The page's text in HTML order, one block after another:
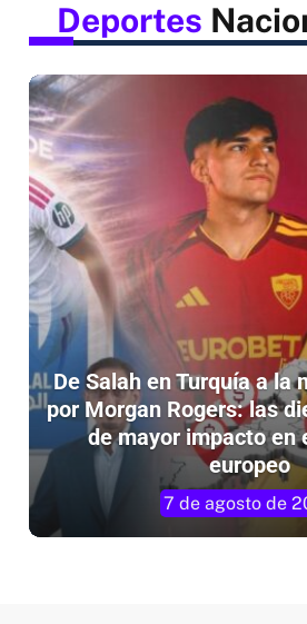
Deportes
De Salah en Turquía a la
por Morgan Rogers: las
de mayor impacto en
europeo
7 de agosto de